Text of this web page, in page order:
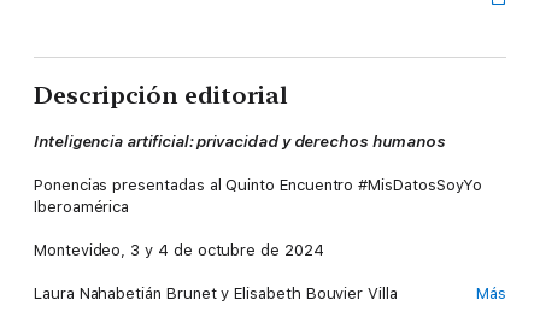
Descripción editorial
Inteligencia artificial: privacidad y derechos humanos
Ponencias presentadas al Quinto Encuentro #MisDatosSoyYo
Iberoamérica
Montevideo, 3 y 4 de octubre de 2024
Laura Nahabetián Brunet y Elisabeth Bouvier Villa
Más